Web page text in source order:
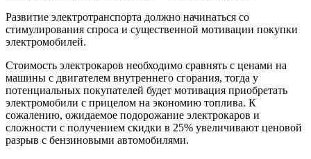
Развитие электротранспорта должно начинаться со
стимулирования спроса и существенной мотивации покупки
электромобилей.
Стоимость электрокаров необходимо сравнять с ценами на
машины с двигателем внутреннего сгорания, тогда у
потенциальных покупателей будет мотивация приобретать
электромобили с прицелом на экономию топлива. К
сожалению, ожидаемое подорожание электрокаров и
сложности с получением скидки в 25% увеличивают ценовой
разрыв с бензиновыми автомобилями.